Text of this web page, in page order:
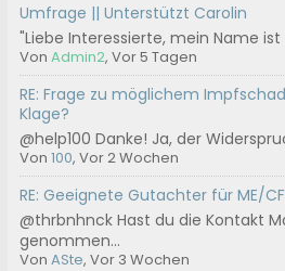
Umfrage || Unterstützt Carolin
"Liebe Interessierte,
VonAdmin2, Vor 5 Tagen
RE: Frage zu möglichem
Klage?
@help100 Danke! Ja, der
Von100, Vor 2 Wochen
RE: Geeignete Gutachter für ME/
@thrbnhnck Hast du die Kontakt Mail-Adresse
genommen...
VonASte, Vor 3 Wochen